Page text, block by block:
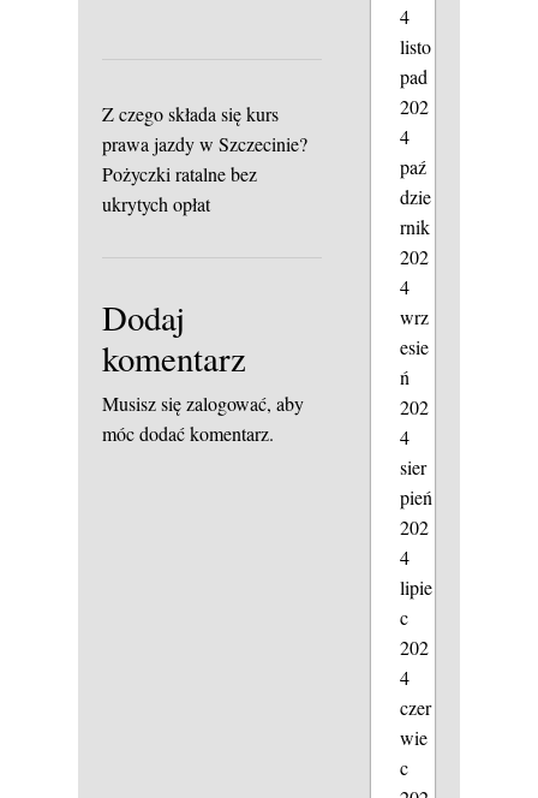
Z czego składa się kurs
prawa jazdy w Szczecinie?
Pożyczki ratalne bez
ukrytych opłat
Dodaj
komentarz
Musisz sięzalogować, aby
móc dodać komentarz.
4
listo
pad
202
4
paź
dzie
rnik
202
4
wrz
esie
ń
202
4
sier
pień
202
4
lipie
c
202
4
czer
wie
c